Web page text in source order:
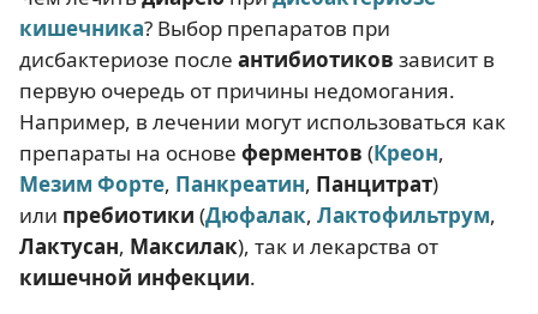
кишечника? Выбор препаратов при
дисбактериозе после антибиотиков зависит в
первую очередь от причины недомогания.
Например, в лечении могут использоваться как
препараты на основе ферментов (Креон,
Мезим Форте, Панкреатин, Панцитрат)
или пребиотики (Дюфалак, Лактофильтрум,
Лактусан, Максилак), так и лекарства от
кишечной инфекции.